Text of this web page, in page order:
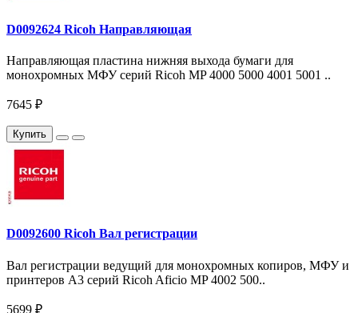
D0092624 Ricoh Направляющая
Направляющая пластина нижняя выхода бумаги для
монохромных МФУ серий Ricoh MP 4000 5000 4001 5001 ..
7645 ₽
Купить
D0092600 Ricoh Вал регистрации
Вал регистрации ведущий для монохромных копиров, МФУ и
принтеров A3 серий Ricoh Aficio MP 4002 500..
5699 ₽